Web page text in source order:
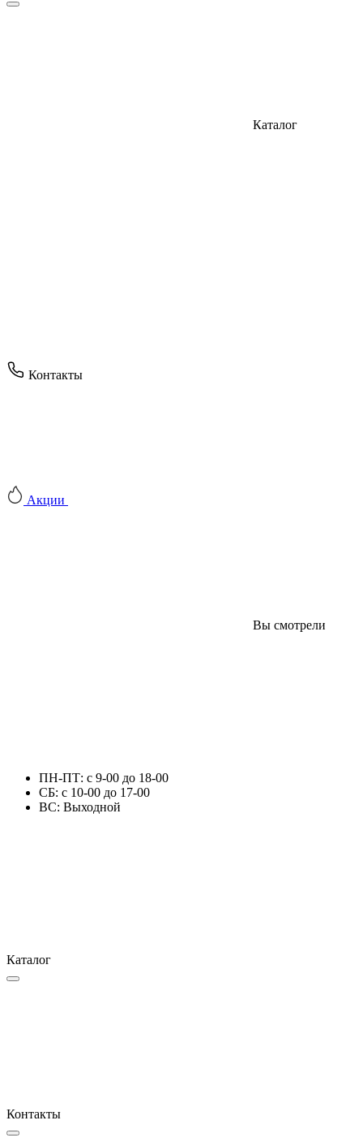
Каталог
Контакты
Акции
Вы смотрели
ПН-ПТ: с 9-00 до 18-00
СБ: с 10-00 до 17-00
ВС: Выходной
Каталог
Контакты